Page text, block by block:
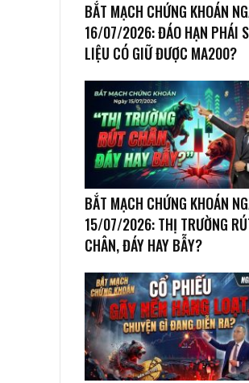
BẮT MẠCH CHỨNG KHOÁN
16/07/2026: ĐÁO HẠN PHÁI
LIỆU CÓ GIỮ ĐƯỢC MA200?
BẮT MẠCH CHỨNG KHOÁN
15/07/2026: THỊ TRƯỜNG
CHÂN, ĐÁY HAY BẪY?